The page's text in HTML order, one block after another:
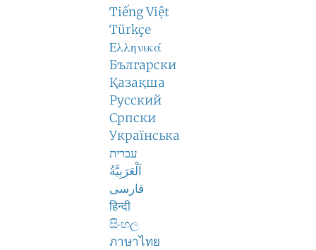
Tiếng Việt
Türkçe
Ελληνικά
Български
Қазақша
Русский
Српски
Українська
עברית
اَلْعَرَبِيَّةُ
فارسی
हिन्दी
සිංහල
ภาษาไทย